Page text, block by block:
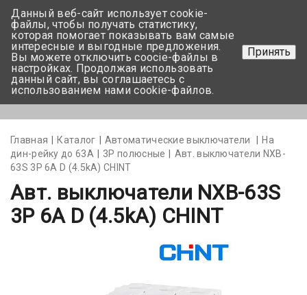
+375 17-350-99-56
+375 44-752-82-08
Задать вопрос
Главная Каталог Автоматические выключатели
На
дин-рейку до 63А
3Р полюсные
Авт. выключатели NXB-
63S 3P 6A D (4.5kA) CHINT
Авт. выключатели NXB-63S
3P 6A D (4.5kA) CHINT
Данный веб-сайт использует cookie-
файлы, чтобы получать статистику,
которая помогает показывать вам самые
интересные и выгодные предложения.
Вы можете отключить coocie-файлы в
настройках. Продолжая использовать
данный сайт, вы соглашаетесь с
использованием нами cookie-файлов.
Принять